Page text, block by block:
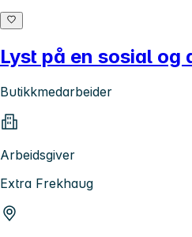
Lyst på en sosial
Butikkmedarbeider
Arbeidsgiver
Extra Frekhaug